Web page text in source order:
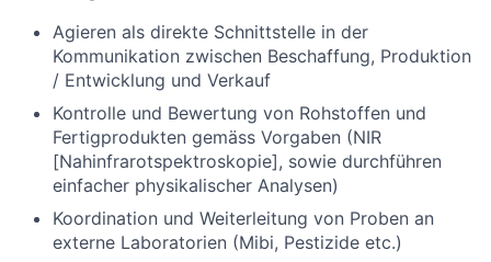
Agieren als direkte Schnittstelle in der
Kommunikation zwischen Beschaffung, Produktion
/ Entwicklung und Verkauf
Kontrolle und Bewertung von Rohstoffen und
Fertigprodukten gemäss Vorgaben (NIR
[Nahinfrarotspektroskopie], sowie durchführen
einfacher physikalischer Analysen)
Koordination und Weiterleitung von Proben an
externe Laboratorien (Mibi, Pestizide etc.)